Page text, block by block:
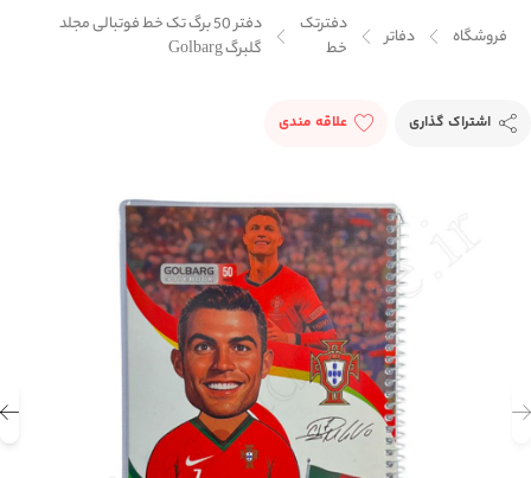
فروشگاه دفاتر
دفترتک
خط
دفتر 50 برگ تک خط فوتبالی مجلد
گلبرگ Golbarg
اشتراک گذاری علاقه مندی